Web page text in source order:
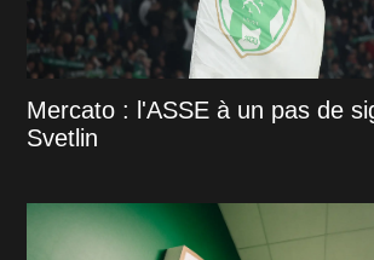
Mercato : l'ASSE à un pas de
Svetlin